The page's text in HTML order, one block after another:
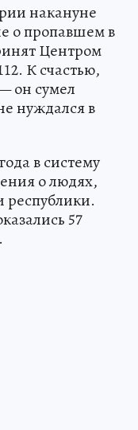
накануне
о пропавшем в
Центром
К счастью,
он сумел
нуждался в
в систему
о людях,
республики.
57